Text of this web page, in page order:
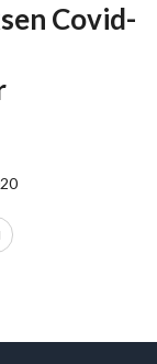
Covid-